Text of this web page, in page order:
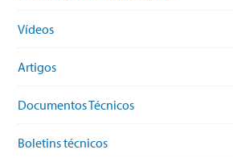
Vídeos
Artigos
Documentos Técnicos
Boletins técnicos